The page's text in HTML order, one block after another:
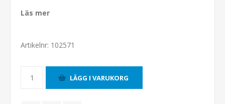
Läs mer
Artikelnr: 102571